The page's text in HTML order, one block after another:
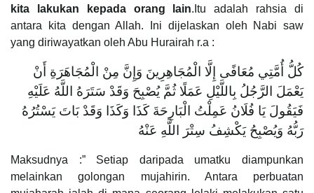
kita lakukan kepada orang
lain.Itu adalah rahsia di
antara kita dengan Allah. Ini dijelaskan oleh Nabi saw
yang diriwayatkan oleh Abu Hurairah r.a :
كُلُّ أُمَّتِي مُعَافًى إِلَّا الْمُجَاهِرِينَ وَإِنَّ مِنْ الْمُجَاهَرَةِ أَنْ
يَعْمَلَ الرَّجُلُ بِاللَّيْلِ عَمَلًا ثُمَّ يُصْبِحَ وَقَدْ سَتَرَهُ اللَّهُ عَلَيْهِ
فَيَقُولَ يَا فُلَانُ عَمِلْتُ الْبَارِحَةَ كَذَا وَكَذَا وَقَدْ بَاتَ يَسْتُرُهُ
رَبُّهُ وَيُصْبِحُ يَكْشِفُ سِتْرَ اللَّهِ عَنْهُ
Maksudnya :” Setiap daripada umatku diampunkan
melainkan golongan mujahirin. Antara perbuatan